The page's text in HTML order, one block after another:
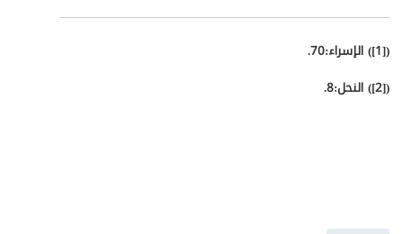
([1])
الإسراء:70.
([2])
النحل:8.